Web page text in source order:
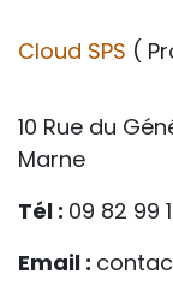
Cloud SPS (
10 Rue du
Marne
Tél : 09 82 99
Email :